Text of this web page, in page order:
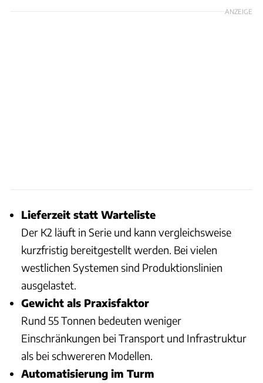
ANZEIGE
Lieferzeit statt Warteliste
Der K2 läuft in Serie und kann vergleichsweise
kurzfristig bereitgestellt werden. Bei vielen
westlichen Systemen sind Produktionslinien
ausgelastet.
Gewicht als Praxisfaktor
Rund 55 Tonnen bedeuten weniger
Einschränkungen bei Transport und Infrastruktur
als bei schwereren Modellen.
Automatisierung im Turm